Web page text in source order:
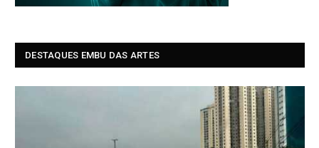
DESTAQUES EMBU DAS ARTES